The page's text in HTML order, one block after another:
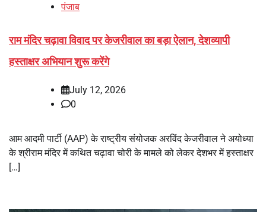
पंजाब
राम मंदिर चढ़ावा विवाद पर केजरीवाल का बड़ा ऐलान, देशव्यापी
हस्ताक्षर अभियान शुरू करेंगे
July 12, 2026
0
आम आदमी पार्टी (AAP) के राष्ट्रीय संयोजक अरविंद केजरीवाल ने अयोध्या
के श्रीराम मंदिर में कथित चढ़ावा चोरी के मामले को लेकर देशभर में हस्ताक्षर
[…]